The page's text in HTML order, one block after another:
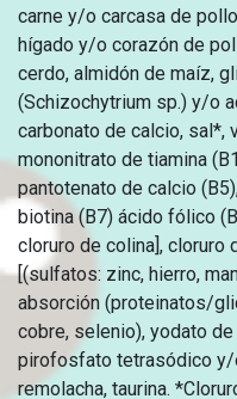
carne y/o carcasa de
hígado y/o corazón de
cerdo, almidón de maíz,
(Schizochytrium sp.) y/o
carbonato de calcio, sal*,
mononitrato de tiamina
pantotenato de calcio
biotina (B7) ácido fólico
cloruro de colina], cloruro
[(sulfatos: zinc, hierro,
absorción (proteinatos/
cobre, selenio), yodato
pirofosfato tetrasódico
remolacha, taurina.